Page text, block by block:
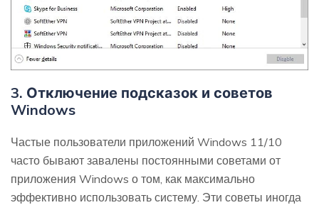
3. Отключение подсказок и советов
Windows
Частые пользователи приложений Windows 11/10
часто бывают завалены постоянными советами от
приложения Windows о том, как максимально
эффективно использовать систему. Эти советы иногда